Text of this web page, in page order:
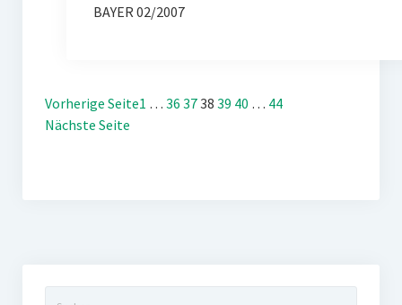
BAYER 02/2007
Vorherige Seite1 … 36 3738 39 40 … 44
Nächste Seite